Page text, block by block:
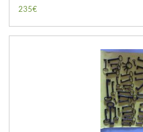
235€